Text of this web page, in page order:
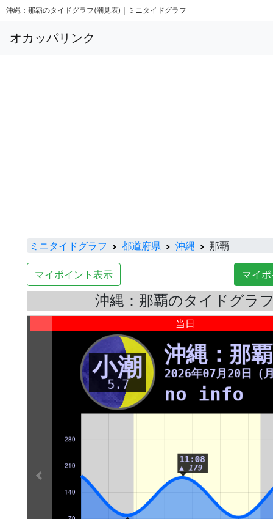
沖縄：那覇のタイドグラフ(潮見表)｜ミニタイドグラフ
オカッパリンク
ミニタイドグラフ 都道府県 沖縄 那覇
マイポイント表示 マイ
沖縄：那覇のタイドグラ
当日